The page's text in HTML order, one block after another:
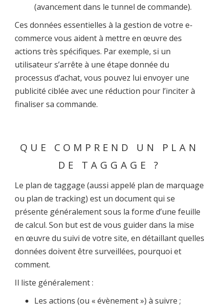
(avancement dans le tunnel de commande).
Ces données essentielles à la gestion de votre e-
commerce vous aident à mettre en œuvre des
actions très spécifiques. Par exemple, si un
utilisateur s’arrête à une étape donnée du
processus d’achat, vous pouvez lui envoyer une
publicité ciblée avec une réduction pour l’inciter à
finaliser sa commande.
QUE COMPREND UN PLAN
DE TAGGAGE ?
Le plan de taggage (aussi appelé plan de marquage
ou plan de tracking) est un document qui se
présente généralement sous la forme d’une feuille
de calcul. Son but est de vous guider dans la mise
en œuvre du suivi de votre site, en détaillant quelles
données doivent être surveillées, pourquoi et
comment.
Il liste généralement :
Les actions (ou « évènement ») à suivre ;